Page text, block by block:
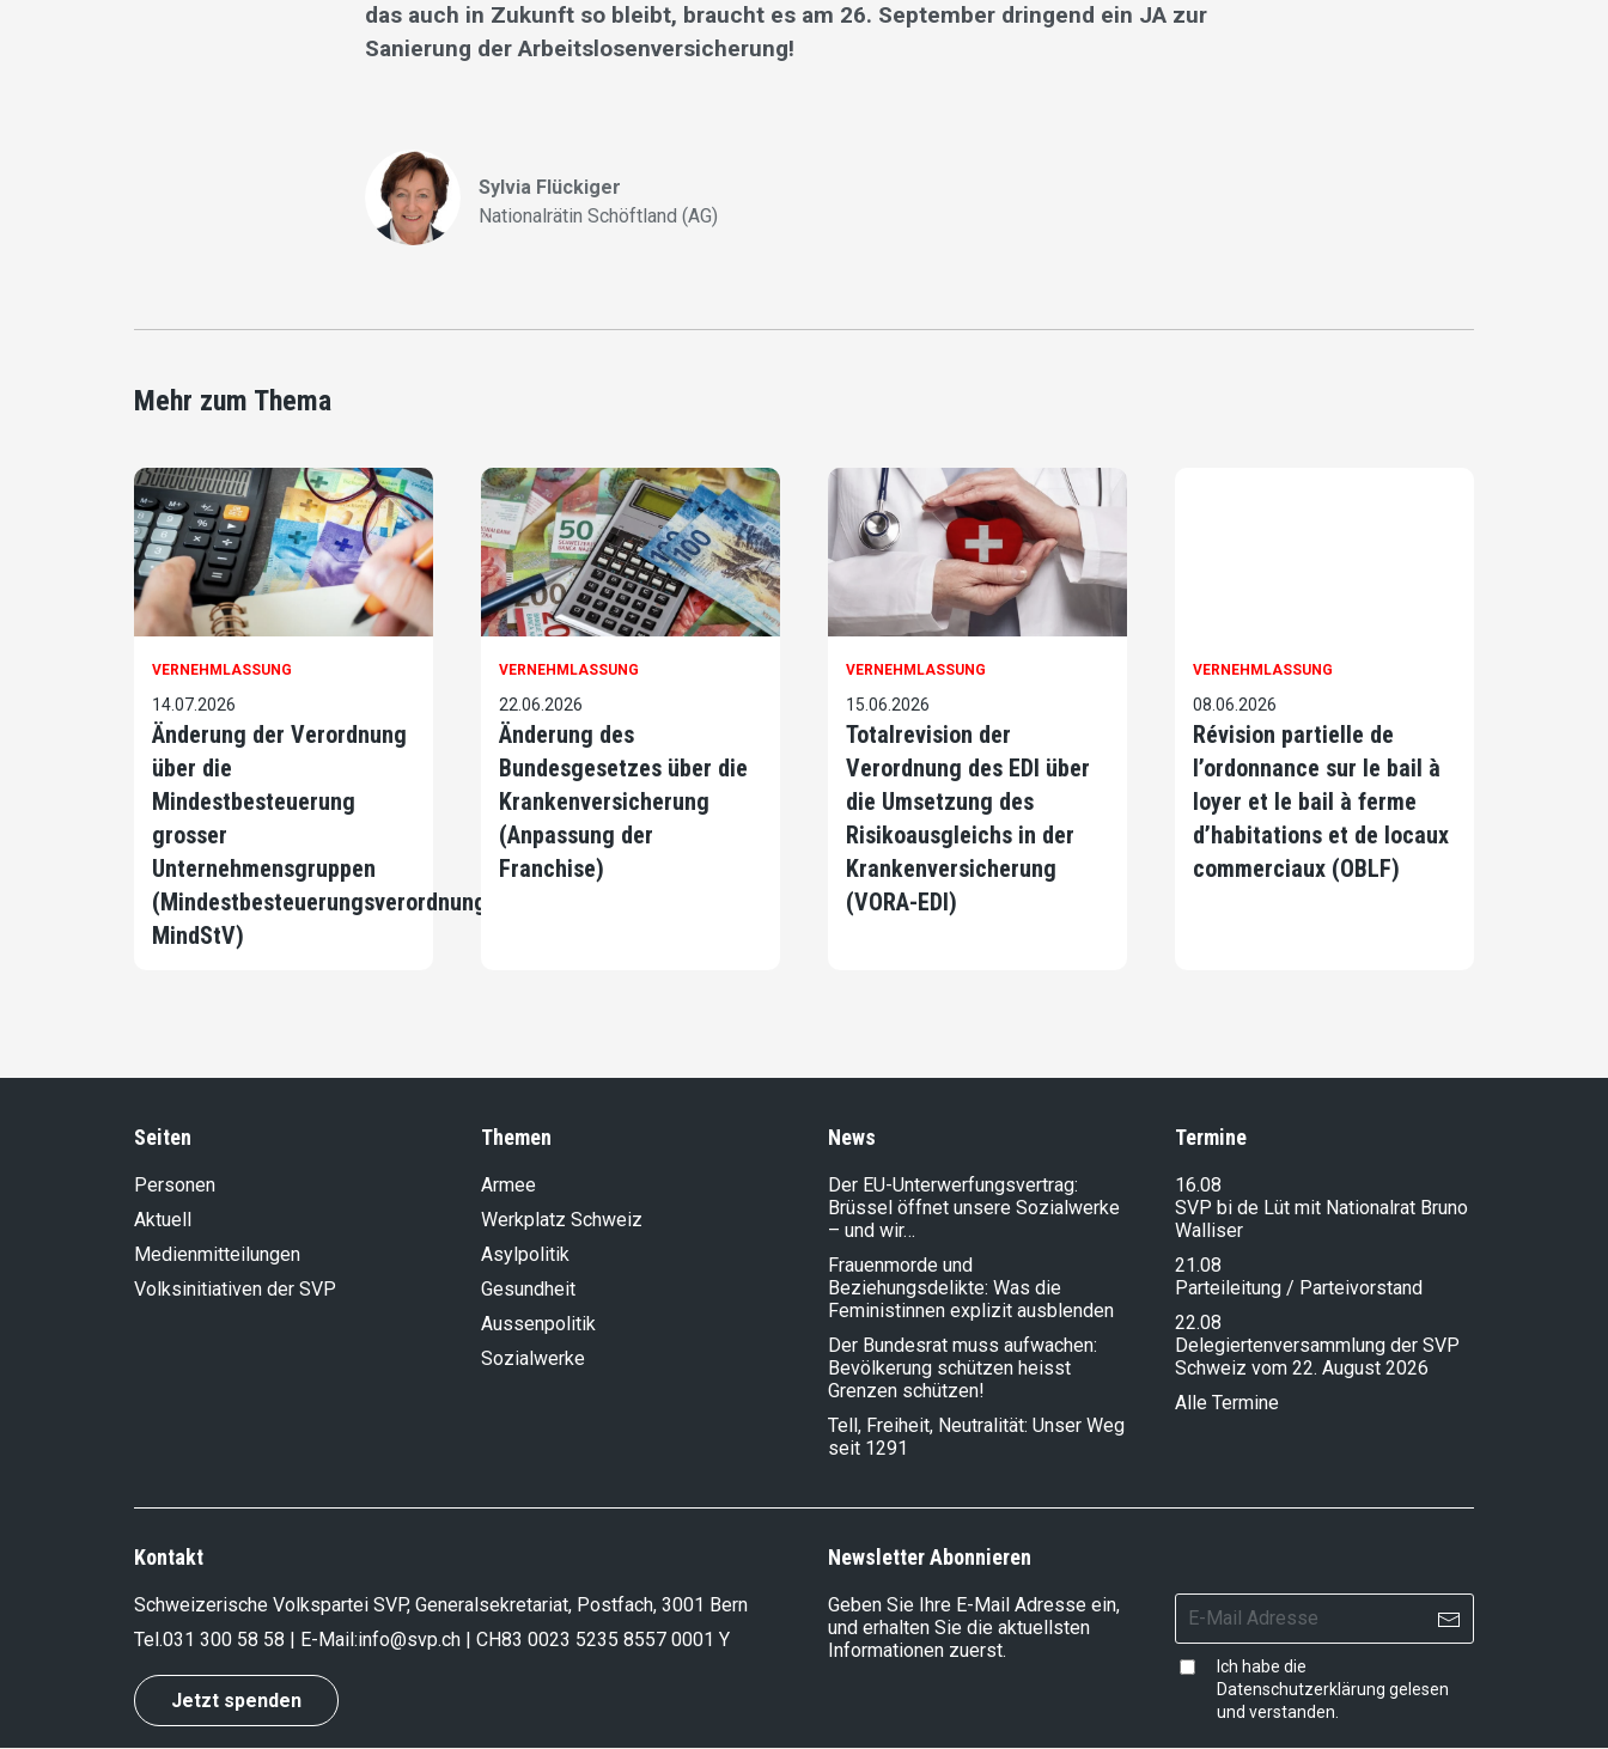
das auch in Zukunft so bleibt, braucht es am 26. September dringend ein JA zur
Sanierung der Arbeitslosenversicherung!
Sylvia Flückiger
Nationalrätin Schöftland (AG)
Mehr zum Thema
VERNEHMLASSUNG
14.07.2026
Änderung der Verordnung
über die
Mindestbesteuerung
grosser
Unternehmensgruppen
(Mindestbesteuerungsverordnung,
MindStV)
VERNEHMLASSUNG
22.06.2026
Änderung des
Bundesgesetzes über die
Krankenversicherung
(Anpassung der
Franchise)
VERNEHMLASSUNG
15.06.2026
Totalrevision der
Verordnung des EDI über
die Umsetzung des
Risikoausgleichs in der
Krankenversicherung
(VORA-EDI)
VERNEHMLASSUNG
08.06.2026
Révision partielle de
l’ordonnance sur le bail à
loyer et le bail à ferme
d’habitations et de locaux
commerciaux (OBLF)
Seiten
Personen
Aktuell
Medienmitteilungen
Volksinitiativen der SVP
Themen
Armee
Werkplatz Schweiz
Asylpolitik
Gesundheit
Aussenpolitik
Sozialwerke
News
Der EU-Unterwerfungsvertrag:
Brüssel öffnet unsere Sozialwerke
– und wir…
Frauenmorde und
Beziehungsdelikte: Was die
Feministinnen explizit ausblenden
Der Bundesrat muss aufwachen:
Bevölkerung schützen heisst
Grenzen schützen!
Tell, Freiheit, Neutralität: Unser Weg
seit 1291
Termine
16.08
SVP bi de Lüt mit Nationalrat Bruno
Walliser
21.08
Parteileitung / Parteivorstand
22.08
Delegiertenversammlung der SVP
Schweiz vom 22. August 2026
Alle Termine
Kontakt
Schweizerische Volkspartei SVP, Generalsekretariat, Postfach, 3001 Bern
Tel.031 300 58 58 | E-Mail:info@svp.ch | CH83 0023 5235 8557 0001 Y
Jetzt spenden
Newsletter Abonnieren
Geben Sie Ihre E-Mail Adresse ein,
und erhalten Sie die aktuellsten
Informationen zuerst.
Ich habe die
Datenschutzerklärung gelesen
und verstanden.